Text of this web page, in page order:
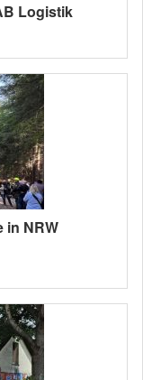
Logistik
in NRW